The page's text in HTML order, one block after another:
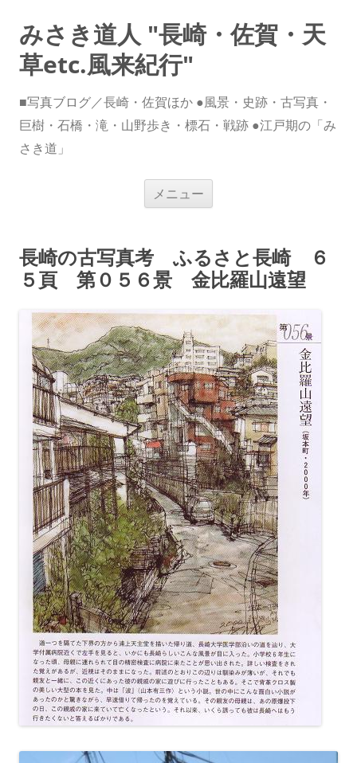
みさき道人 "長崎・佐賀・天
草etc.風来紀行"
■写真ブログ／長崎・佐賀ほか ●風景・史跡・古写真・
巨樹・石橋・滝・山野歩き・標石・戦跡 ●江戸期の「み
さき道」
メニュー
ス
キ
ッ
プ
長崎の古写真考 ふるさと長崎 ６
５頁 第０５６景 金比羅山遠望